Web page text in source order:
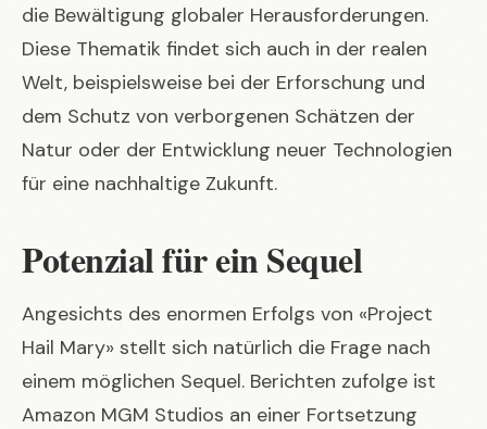
die Bewältigung globaler Herausforderungen.
Diese Thematik findet sich auch in der realen
Welt, beispielsweise bei der Erforschung und
dem Schutz von verborgenen Schätzen der
Natur oder der Entwicklung neuer Technologien
für eine nachhaltige Zukunft.
Potenzial für ein Sequel
Angesichts des enormen Erfolgs von «Project
Hail Mary» stellt sich natürlich die Frage nach
einem möglichen Sequel. Berichten zufolge ist
Amazon MGM Studios an einer Fortsetzung